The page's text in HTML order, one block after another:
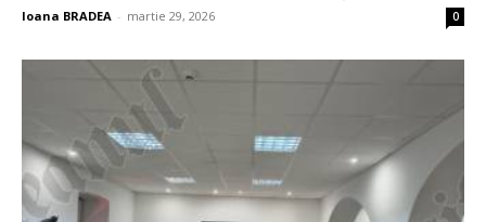
Ioana BRADEA - martie 29, 2026 0